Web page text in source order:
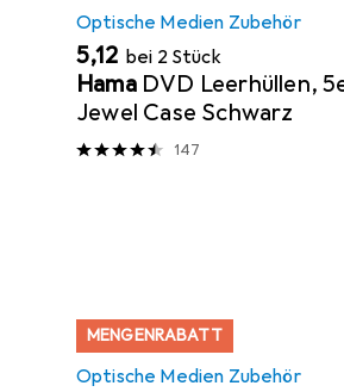
Optische Medien Zubehör
EUR
5,12 bei 2 Stück
Hama DVD Leerhüllen,
Jewel Case Schwarz
147
MENGENRABATT
Optische Medien Zubehör